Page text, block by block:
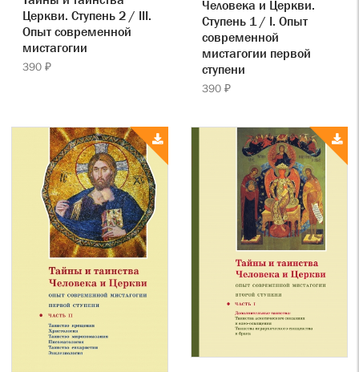
Церкви. Ступень 2 / III.
Опыт современной
мистагогии
390 ₽
Человека и Церкви.
Ступень 1 / I. Опыт
современной
мистагогии первой
ступени
390 ₽